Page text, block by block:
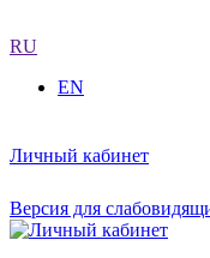
RU
EN
Личный кабинет
Версия для